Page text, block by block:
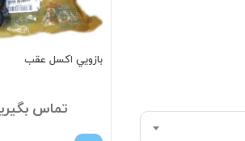
بازويي اکسل عقب
تماس